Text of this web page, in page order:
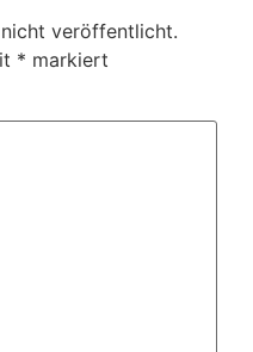
veröffentlicht.
* markiert